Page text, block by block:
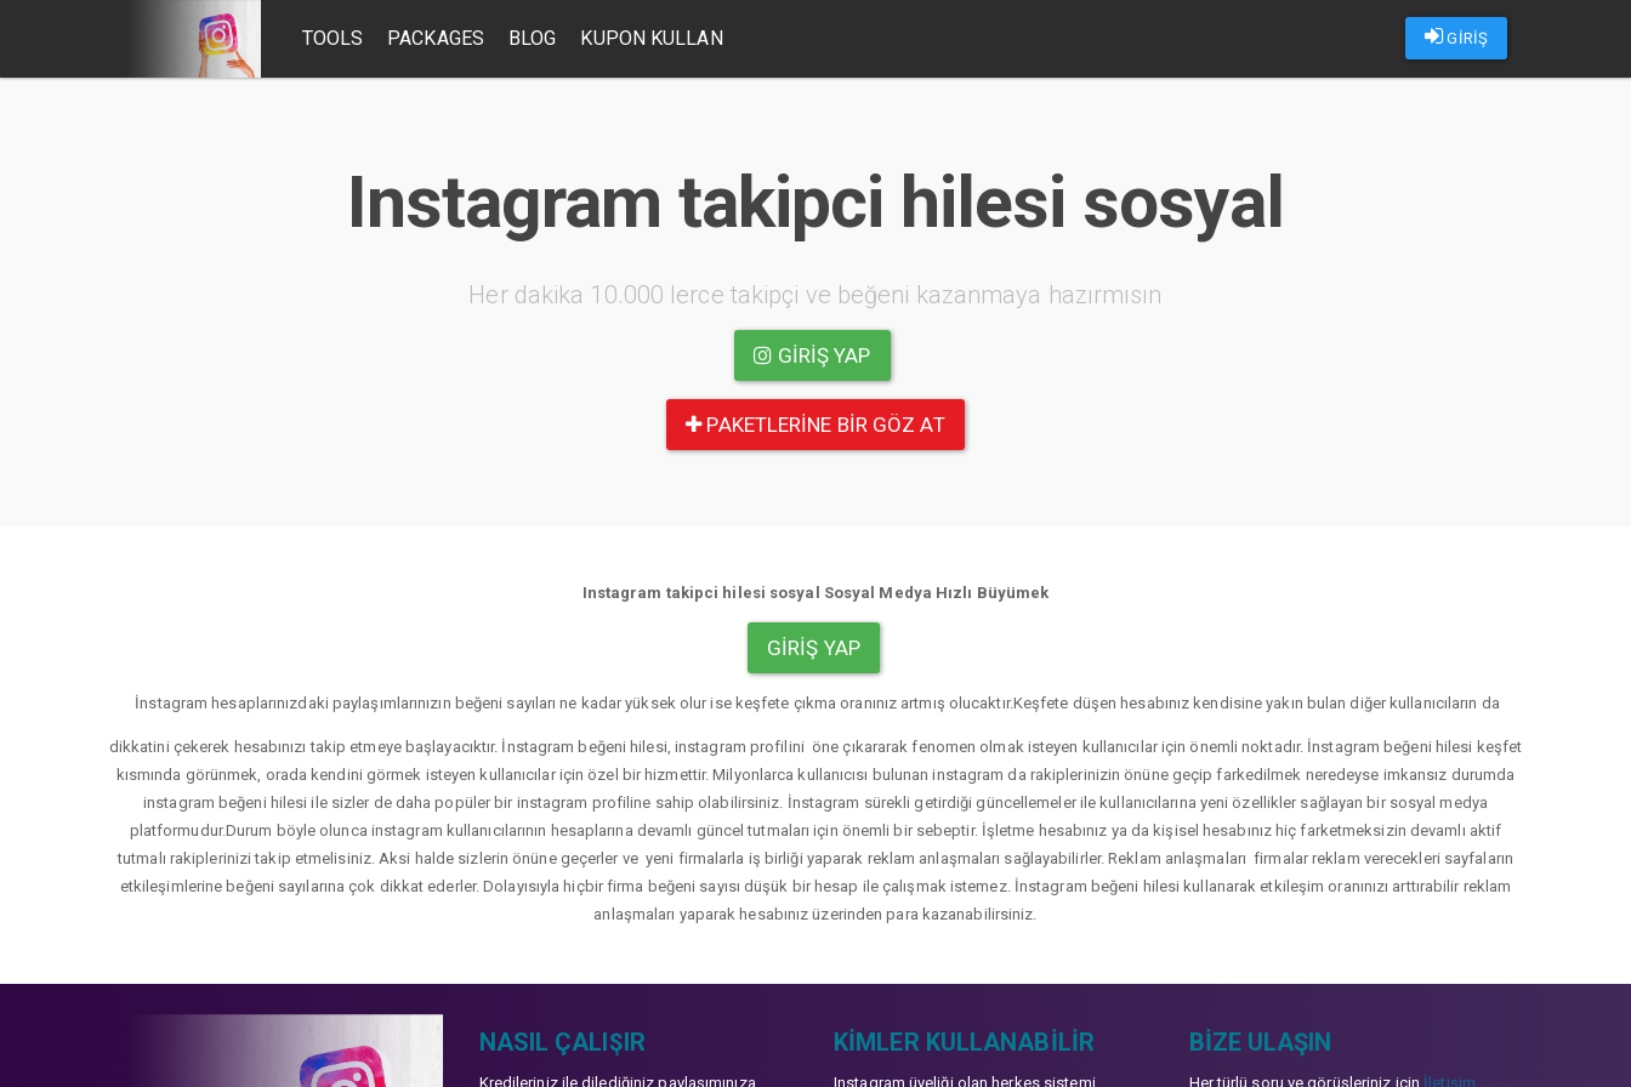
GİRİŞ
TOOLS PACKAGES BLOG KUPON KULLAN
Instagram takipci hilesi sosyal
Her dakika 10.000 lerce takipçi ve beğeni kazanmaya hazırmısın
GIRIŞ YAP
PAKETLERINE BIR GÖZ AT
Instagram takipci hilesi sosyal Sosyal Medya Hızlı Büyümek
GIRIŞ YAP
İnstagram hesaplarınızdaki paylaşımlarınızın beğeni sayıları ne kadar yüksek olur ise keşfete çıkma oranınız artmış olucaktır.Keşfete düşen hesabınız kendisine yakın bulan diğer kullanıcıların da
dikkatini çekerek hesabınızı takip etmeye başlayacıktır. İnstagram beğeni hilesi, instagram profilini öne çıkararak fenomen olmak isteyen kullanıcılar için önemli noktadır. İnstagram beğeni hilesi keşfet
kısmında görünmek, orada kendini görmek isteyen kullanıcılar için özel bir hizmettir. Milyonlarca kullanıcısı bulunan instagram da rakiplerinizin önüne geçip farkedilmek neredeyse imkansız durumda
instagram beğeni hilesi ile sizler de daha popüler bir instagram profiline sahip olabilirsiniz. İnstagram sürekli getirdiği güncellemeler ile kullanıcılarına yeni özellikler sağlayan bir sosyal medya
platformudur.Durum böyle olunca instagram kullanıcılarının hesaplarına devamlı güncel tutmaları için önemli bir sebeptir. İşletme hesabınız ya da kişisel hesabınız hiç farketmeksizin devamlı aktif
tutmalı rakiplerinizi takip etmelisiniz. Aksi halde sizlerin önüne geçerler ve yeni firmalarla iş birliği yaparak reklam anlaşmaları sağlayabilirler. Reklam anlaşmaları firmalar reklam verecekleri sayfaların
etkileşimlerine beğeni sayılarına çok dikkat ederler. Dolayısıyla hiçbir firma beğeni sayısı düşük bir hesap ile çalışmak istemez. İnstagram beğeni hilesi kullanarak etkileşim oranınızı arttırabilir reklam
anlaşmaları yaparak hesabınız üzerinden para kazanabilirsiniz.
NASIL ÇALIŞIR
Kredileriniz ile dilediğiniz paylaşımınıza
KIMLER KULLANABILIR
Instagram üyeliği olan herkes sistemi
BIZE ULAŞIN
Her türlü soru ve görüşleriniz için İletişim